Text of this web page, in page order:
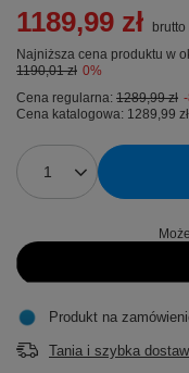
1189,99 zł brutto
Najniższa cena produktu w
1190,01 zł 0%
Cena regularna: 1289,99 zł
Cena katalogowa: 1289,99 zł
Produkt na
Tania i szybka